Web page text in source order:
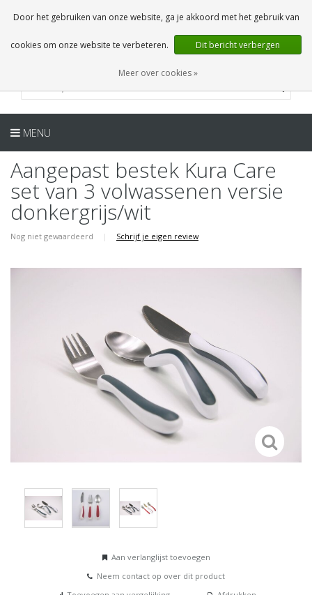
0 Artikelen
NL
MENU
Aangepast bestek Kura Care
set van 3 volwassenen versie
donkergrijs/wit
Nog niet gewaardeerd | Schrijf je eigen review
Aan verlanglijst toevoegen
Neem contact op over dit product
Door het gebruiken van onze website, ga je akkoord met het gebruik van
cookies om onze website te verbeteren. Dit bericht verbergen
Meer over cookies »